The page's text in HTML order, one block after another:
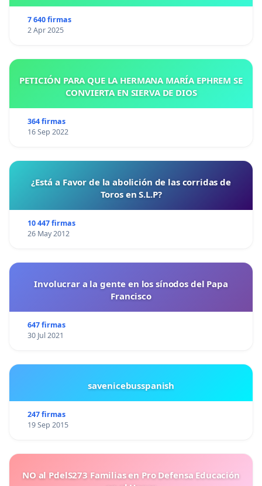
7 640 firmas
2 Apr 2025
PETICIÓN PARA QUE LA HERMANA MARÍA EPHREM SE
CONVIERTA EN SIERVA DE DIOS
364 firmas
16 Sep 2022
¿Está a Favor de la abolición de las corridas de
Toros en S.L.P?
10 447 firmas
26 May 2012
Involucrar a la gente en los sínodos del Papa
Francisco
647 firmas
30 Jul 2021
savenicebusspanish
247 firmas
19 Sep 2015
NO al PdelS273 Familias en Pro Defensa Educación